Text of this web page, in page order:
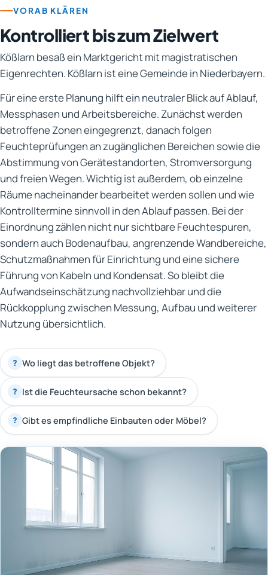
VORAB KLÄREN
Kontrolliert bis zum Zielwert
Kößlarn besaß ein Marktgericht mit magistratischen
Eigenrechten. Kößlarn ist eine Gemeinde in Niederbayern.
Für eine erste Planung hilft ein neutraler Blick auf Ablauf,
Messphasen und Arbeitsbereiche. Zunächst werden
betroffene Zonen eingegrenzt, danach folgen
Feuchteprüfungen an zugänglichen Bereichen sowie die
Abstimmung von Gerätestandorten, Stromversorgung
und freien Wegen. Wichtig ist außerdem, ob einzelne
Räume nacheinander bearbeitet werden sollen und wie
Kontrolltermine sinnvoll in den Ablauf passen. Bei der
Einordnung zählen nicht nur sichtbare Feuchtespuren,
sondern auch Bodenaufbau, angrenzende Wandbereiche,
Schutzmaßnahmen für Einrichtung und eine sichere
Führung von Kabeln und Kondensat. So bleibt die
Aufwandseinschätzung nachvollziehbar und die
Rückkopplung zwischen Messung, Aufbau und weiterer
Nutzung übersichtlich.
? Wo liegt das betroffene Objekt?
? Ist die Feuchteursache schon bekannt?
? Gibt es empfindliche Einbauten oder Möbel?